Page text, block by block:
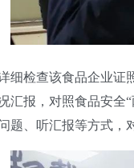
检查该食品企业证照
汇报，对照食品安全
题、听汇报等方式，